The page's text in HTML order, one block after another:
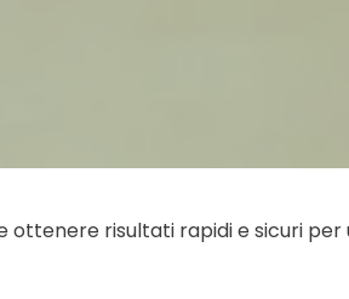
risultati rapidi e sicuri per